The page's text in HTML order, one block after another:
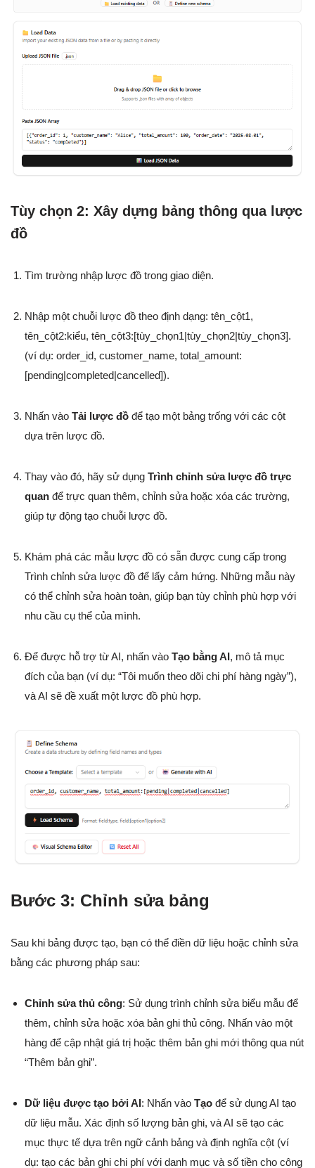
Tùy chọn 2: Xây dựng bảng thông qua lược
đồ
Tìm trường nhập lược đồ trong giao diện.
Nhập một chuỗi lược đồ theo định dạng: tên_cột1,
tên_cột2:kiểu, tên_cột3:[tùy_chọn1|tùy_chọn2|tùy_chọn3].
(ví dụ: order_id, customer_name, total_amount:
[pending|completed|cancelled]).
Nhấn vào Tải lược đồ để tạo một bảng trống với các cột
dựa trên lược đồ.
Thay vào đó, hãy sử dụng Trình chỉnh sửa lược đồ trực
quan để trực quan thêm, chỉnh sửa hoặc xóa các trường,
giúp tự động tạo chuỗi lược đồ.
Khám phá các mẫu lược đồ có sẵn được cung cấp trong
Trình chỉnh sửa lược đồ để lấy cảm hứng. Những mẫu này
có thể chỉnh sửa hoàn toàn, giúp bạn tùy chỉnh phù hợp với
nhu cầu cụ thể của mình.
Để được hỗ trợ từ AI, nhấn vào Tạo bằng AI, mô tả mục
đích của bạn (ví dụ: “Tôi muốn theo dõi chi phí hàng ngày”),
và AI sẽ đề xuất một lược đồ phù hợp.
Bước 3: Chỉnh sửa bảng
Sau khi bảng được tạo, bạn có thể điền dữ liệu hoặc chỉnh sửa
bằng các phương pháp sau:
Chỉnh sửa thủ công: Sử dụng trình chỉnh sửa biểu mẫu để
thêm, chỉnh sửa hoặc xóa bản ghi thủ công. Nhấn vào một
hàng để cập nhật giá trị hoặc thêm bản ghi mới thông qua nút
“Thêm bản ghi”.
Dữ liệu được tạo bởi AI: Nhấn vào Tạo để sử dụng AI tạo
dữ liệu mẫu. Xác định số lượng bản ghi, và AI sẽ tạo các
mục thực tế dựa trên ngữ cảnh bảng và định nghĩa cột (ví
dụ: tạo các bản ghi chi phí với danh mục và số tiền cho công